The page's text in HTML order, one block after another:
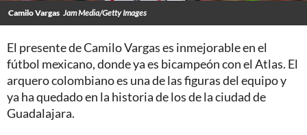
Camilo Vargas Jam Media/Getty Images
El presente de Camilo Vargas es inmejorable en el
fútbol mexicano, donde ya es bicampeón con el Atlas. El
arquero colombiano es una de las figuras del equipo y
ya ha quedado en la historia de los de la ciudad de
Guadalajara.